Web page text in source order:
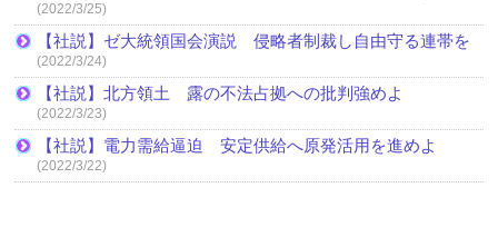
(2022/3/25)
【社説】ゼ大統領国会演説 侵略者制裁し自由守る連帯を
(2022/3/24)
【社説】北方領土 露の不法占拠への批判強めよ
(2022/3/23)
【社説】電力需給逼迫 安定供給へ原発活用を進めよ
(2022/3/22)